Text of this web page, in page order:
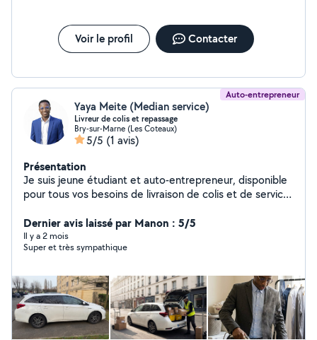
Voir le profil Contacter
Auto-entrepreneur
Yaya Meite (Median service)
Livreur de colis et repassage
Bry-sur-Marne (Les Coteaux)
5/5 (1 avis)
Présentation
Je suis jeune étudiant et auto-entrepreneur, disponible
pour tous vos besoins de livraison de colis et de service
Dernier avis laissé par Manon : 5/5
Il y a 2 mois
Super et très sympathique